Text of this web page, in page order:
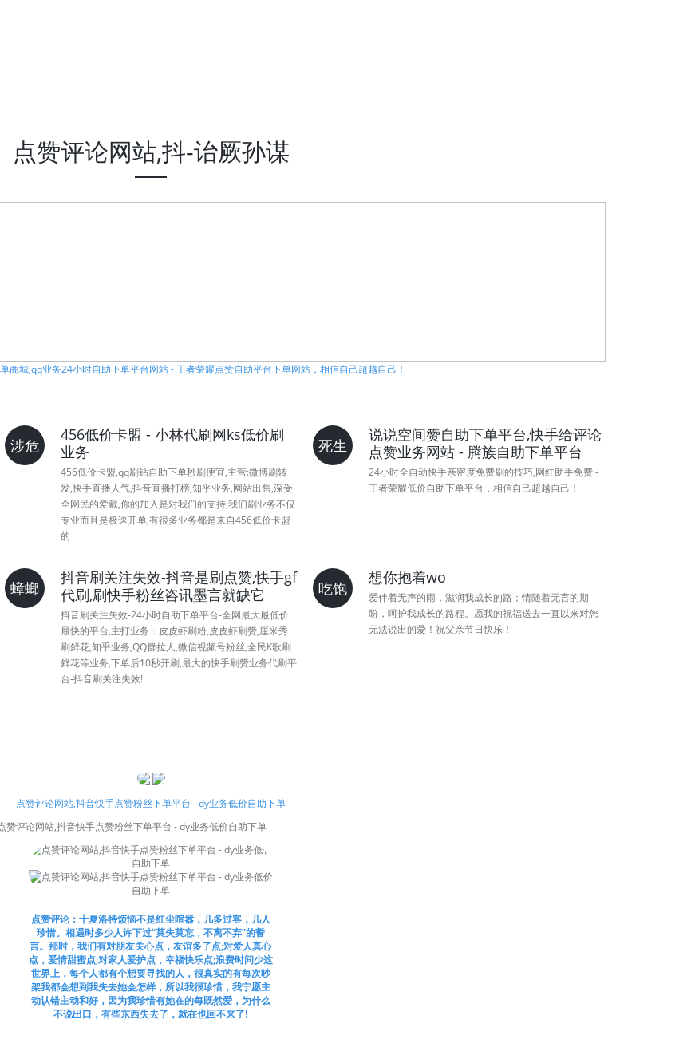
点赞评论网站,抖-诒厥孙谋
商城,qq业务24小时自助下单平台网站 - 王者荣耀点赞自助平台下单网站，相信自己超越自己！
涉危
456低价卡盟 - 小林代刷网ks低价刷
业务
456低价卡盟,qq刷钻自助下单秒刷便宜,主营:微博刷转
发,快手直播人气,抖音直播打榜,知乎业务,网站出售,深受
全网民的爱戴,你的加入是对我们的支持,我们刷业务不仅
专业而且是极速开单,有很多业务都是来自456低价卡盟
的
死生
说说空间赞自助下单平台,快手给评论
点赞业务网站 - 腾族自助下单平台
24小时全自动快手亲密度免费刷的技巧,网红助手免费 -
王者荣耀低价自助下单平台，相信自己超越自己！
蟑螂
抖音刷关注失效-抖音是刷点赞,快手gf
代刷,刷快手粉丝咨讯墨言就缺它
抖音刷关注失效-24小时自助下单平台-全网最大最低价
最快的平台,主打业务：皮皮虾刷粉,皮皮虾刷赞,厘米秀
刷鲜花,知乎业务,QQ群拉人,微信视频号粉丝,全民K歌刷
鲜花等业务,下单后10秒开刷,最大的快手刷赞业务代刷平
台-抖音刷关注失效!
吃饱
想你抱着wo
爱伴着无声的雨，滋润我成长的路；情随着无言的期
盼，呵护我成长的路程。愿我的祝福送去一直以来对您
无法说出的爱！祝父亲节日快乐！
点赞评论网站,抖音快手点赞粉丝下单平台 - dy业务低价自助下单
点赞评论：十夏洛特烦恼不是红尘喧嚣，几多过客，几人
珍惜。相遇时多少人许下过“莫失莫忘，不离不弃”的誓
言。那时，我们有对朋友关心点，友谊多了点;对爱人真心
点，爱情甜蜜点;对家人爱护点，幸福快乐点;浪费时间少这
世界上，每个人都有个想要寻找的人，很真实的有每次吵
架我都会想到我失去她会怎样，所以我很珍惜，我宁愿主
动认错主动和好，因为我珍惜有她在的每既然爱，为什么
不说出口，有些东西失去了，就在也回不来了!